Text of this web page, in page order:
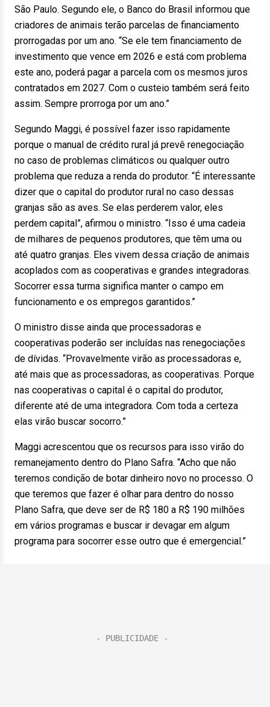
São Paulo. Segundo ele, o Banco do Brasil informou que
criadores de animais terão parcelas de financiamento
prorrogadas por um ano. “Se ele tem financiamento de
investimento que vence em 2026 e está com problema
este ano, poderá pagar a parcela com os mesmos juros
contratados em 2027. Com o custeio também será feito
assim. Sempre prorroga por um ano.”
Segundo Maggi, é possível fazer isso rapidamente
porque o manual de crédito rural já prevê renegociação
no caso de problemas climáticos ou qualquer outro
problema que reduza a renda do produtor. “É interessante
dizer que o capital do produtor rural no caso dessas
granjas são as aves. Se elas perderem valor, eles
perdem capital”, afirmou o ministro. “Isso é uma cadeia
de milhares de pequenos produtores, que têm uma ou
até quatro granjas. Eles vivem dessa criação de animais
acoplados com as cooperativas e grandes integradoras.
Socorrer essa turma significa manter o campo em
funcionamento e os empregos garantidos.”
O ministro disse ainda que processadoras e
cooperativas poderão ser incluídas nas renegociações
de dívidas. “Provavelmente virão as processadoras e,
até mais que as processadoras, as cooperativas. Porque
nas cooperativas o capital é o capital do produtor,
diferente até de uma integradora. Com toda a certeza
elas virão buscar socorro.”
Maggi acrescentou que os recursos para isso virão do
remanejamento dentro do Plano Safra. “Acho que não
teremos condição de botar dinheiro novo no processo. O
que teremos que fazer é olhar para dentro do nosso
Plano Safra, que deve ser de R$ 180 a R$ 190 milhões
em vários programas e buscar ir devagar em algum
programa para socorrer esse outro que é emergencial.”